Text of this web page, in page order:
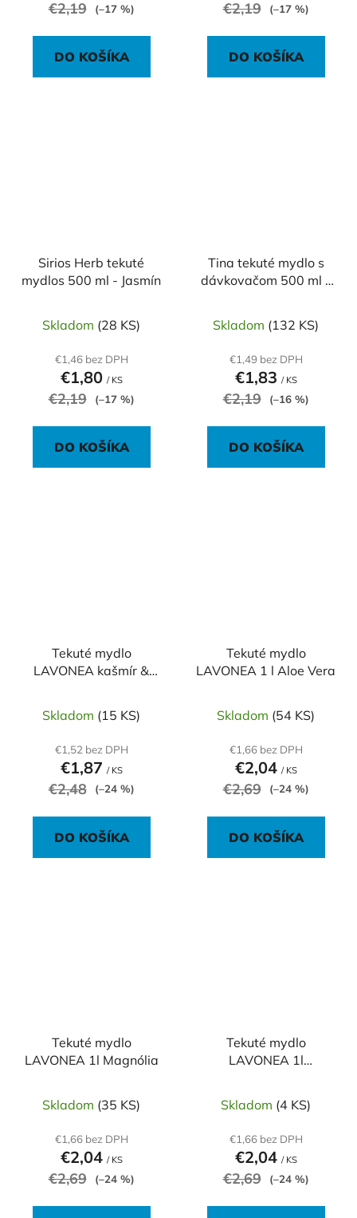
€2,19 (–17 %)
DO KOŠÍKA
€2,19 (–17 %)
DO KOŠÍKA
Sirios Herb tekuté
mydlos 500 ml - Jasmín
Skladom (28 KS)
€1,46 bez DPH
€1,80 / KS
€2,19 (–17 %)
DO KOŠÍKA
Tina tekuté mydlo s
dávkovačom 500 ml -
Skladom (132 KS)
€1,49 bez DPH
€1,83 / KS
€2,19 (–16 %)
DO KOŠÍKA
Tekuté mydlo
LAVONEA kašmír &
Skladom (15 KS)
€1,52 bez DPH
€1,87 / KS
€2,48 (–24 %)
DO KOŠÍKA
Tekuté mydlo
LAVONEA 1 l Aloe Vera
Skladom (54 KS)
€1,66 bez DPH
€2,04 / KS
€2,69 (–24 %)
DO KOŠÍKA
Tekuté mydlo
LAVONEA 1l Magnólia
Skladom (35 KS)
€1,66 bez DPH
€2,04 / KS
€2,69 (–24 %)
Tekuté mydlo
LAVONEA 1l
Skladom (4 KS)
€1,66 bez DPH
€2,04 / KS
€2,69 (–24 %)